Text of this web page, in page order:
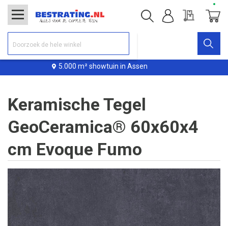
5.000 m² showtuin in Assen
Offerte
Keramische Tegel
GeoCeramica® 60x60x4
cm Evoque Fumo
einde
afbeeldingen-
gallerij